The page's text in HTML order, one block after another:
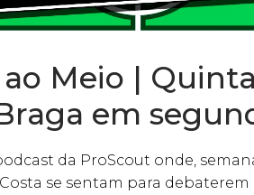
Meio |
em
da ProScout onde,
se sentam para